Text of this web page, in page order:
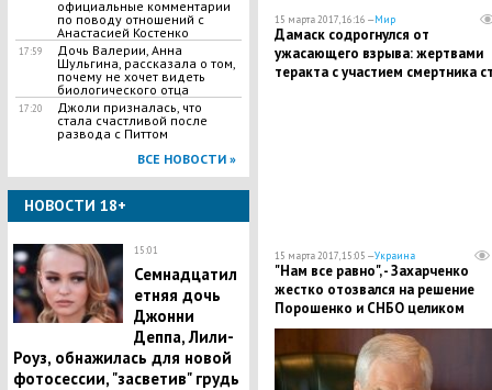
официальные комментарии
по поводу отношений с
Анастасией Костенко
17:59
Дочь Валерии, Анна
Шульгина, рассказала о том,
почему не хочет видеть
биологического отца
17:20
Джоли призналась, что
стала счастливой после
развода с Питтом
ВСЕ НОВОСТИ »
НОВОСТИ 18+
15:01
Семнадцатил
етняя дочь
Джонни
Деппа, Лили-
Роуз, обнажилась для новой
фотосессии, "засветив" грудь
15 марта 2017, 16:16 —Мир
Дамаск содрогнулся от
ужасающего взрыва: жертвами
теракта с участием смертника
15 марта 2017, 15:05 —Украина
"Нам все равно", - Захарченко
жестко отозвался на решение
Порошенко и СНБО целиком
перекрыть пути в ДНР